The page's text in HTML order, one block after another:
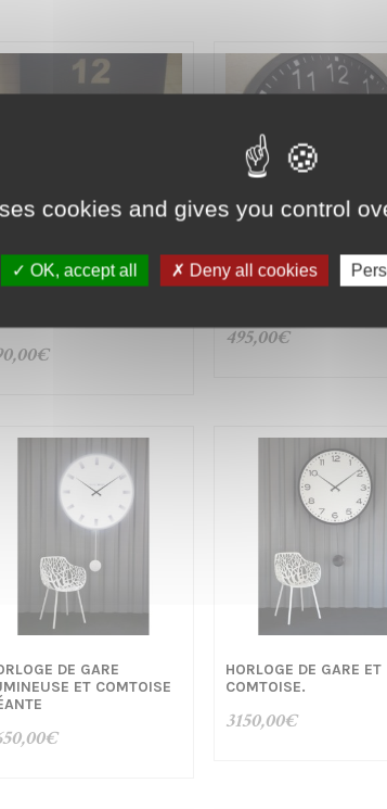
GÉANTE CARRÉ
€
HORLOGE MURALE
495,00€
DE GARE
ET COMTOISE
€
HORLOGE DE GARE ET
COMTOISE.
3150,00€
cookies and gives you control
OK, accept all Deny all cookies